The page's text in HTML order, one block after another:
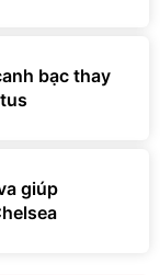
bạc thay
giúp